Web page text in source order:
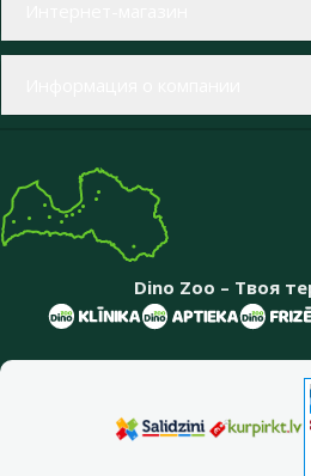
Dino Zoo – Твоя